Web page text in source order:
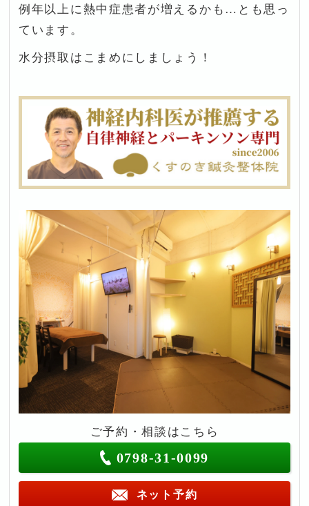
例年以上に熱中症患者が増えるかも…とも思っ
ています。
水分摂取はこまめにしましょう！
ご予約・相談はこちら
0798-31-0099
ネット予約